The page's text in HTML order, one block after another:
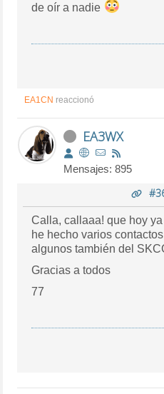
de oír a nadie
EA1CN reaccionó
EA3WX
Mensajes: 895
Calla, callaaa! que hoy
he hecho varios
algunos también del
Gracias a todos
77